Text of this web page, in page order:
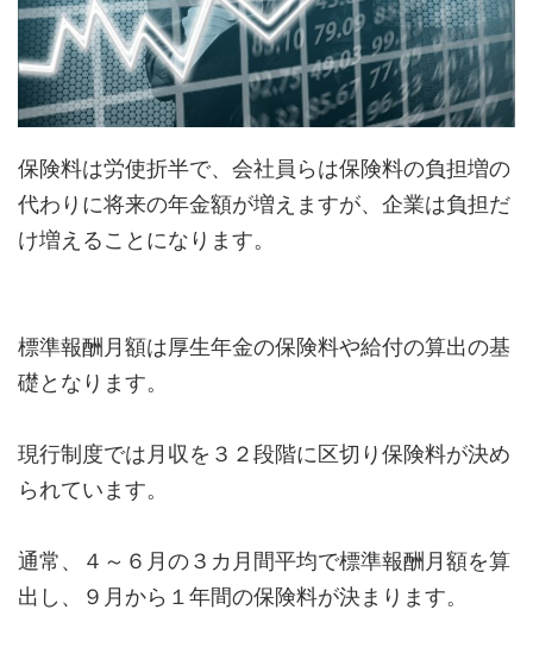
保険料は労使折半で、会社員らは保険料の負担増の
代わりに将来の年金額が増えますが、企業は負担だ
け増えることになります。
標準報酬月額は厚生年金の保険料や給付の算出の基
礎となります。
現行制度では月収を３２段階に区切り保険料が決め
られています。
通常、４～６月の３カ月間平均で標準報酬月額を算
出し、９月から１年間の保険料が決まります。